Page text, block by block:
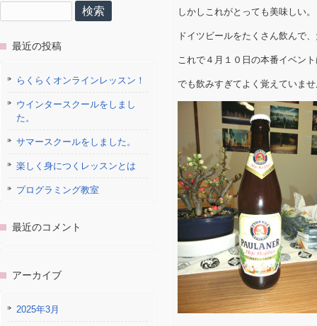
しかしこれがとっても美味しい。
ドイツビールをたくさん飲んで
これで４月１０日の本番イベン
でも飲みすぎてよく覚えていま
索:
最近の投稿
らくらくオンラインレッスン！
ウインタースクールをしまし
た。
サマースクールをしました。
楽しく身につくレッスンとは
プログラミング教室
最近のコメント
アーカイブ
2025年3月